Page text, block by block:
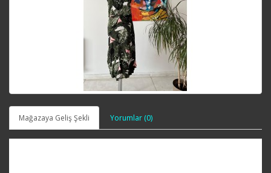
Mağazaya Geliş Şekli Yorumlar (0)